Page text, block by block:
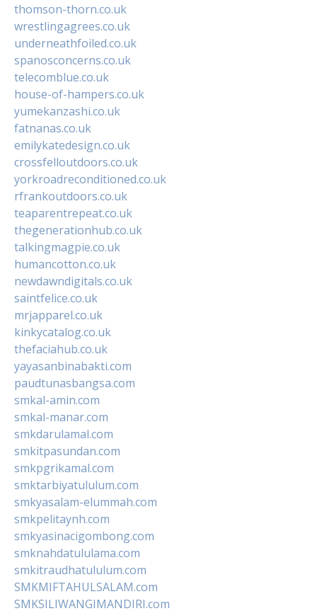
thomson-thorn.co.uk
wrestlingagrees.co.uk
underneathfoiled.co.uk
spanosconcerns.co.uk
telecomblue.co.uk
house-of-hampers.co.uk
yumekanzashi.co.uk
fatnanas.co.uk
emilykatedesign.co.uk
crossfelloutdoors.co.uk
yorkroadreconditioned.co.uk
rfrankoutdoors.co.uk
teaparentrepeat.co.uk
thegenerationhub.co.uk
talkingmagpie.co.uk
humancotton.co.uk
newdawndigitals.co.uk
saintfelice.co.uk
mrjapparel.co.uk
kinkycatalog.co.uk
thefaciahub.co.uk
yayasanbinabakti.com
paudtunasbangsa.com
smkal-amin.com
smkal-manar.com
smkdarulamal.com
smkitpasundan.com
smkpgrikamal.com
smktarbiyatululum.com
smkyasalam-elummah.com
smkpelitaynh.com
smkyasinacigombong.com
smknahdatululama.com
smkitraudhatululum.com
SMKMIFTAHULSALAM.com
SMKSILIWANGIMANDIRI.com